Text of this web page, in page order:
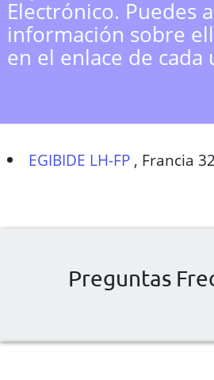
Electrónico. Puedes
información sobre
en el enlace de cada
EGIBIDE LH-FP , Francia
Preguntas